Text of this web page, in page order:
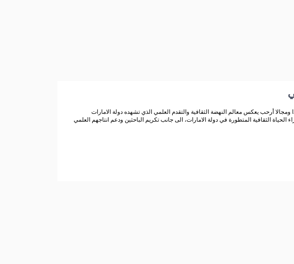
أرحب يعكس معالم النهضة الثقافية والتقدم العلمي الذي تشهده دولة الامارات
الثقافية المتطورة في دولة الامارات، الى جانب تكريم الباحثين ودعم انتاجهم العلمي